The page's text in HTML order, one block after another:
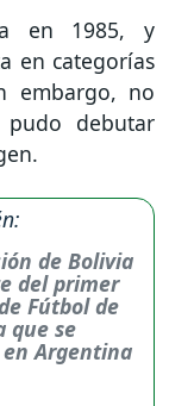
en 1985, y
en categorías
embargo, no
debutar
de Bolivia
del primer
Fútbol de
que se
Argentina